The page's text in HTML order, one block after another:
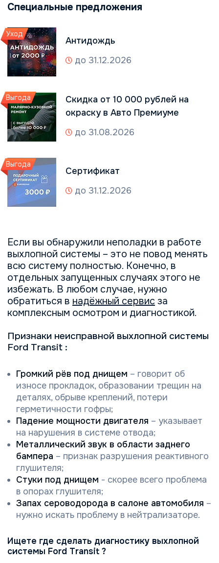
Если вы обнаружили неполадки в работе
выхлопной системы – это не повод менять
всю систему полностью. Конечно, в
отдельных запущенных случаях этого не
избежать. В любом случае, нужно
обратиться в надёжный сервис за
комплексным осмотром и диагностикой.
Признаки неисправной выхлопной системы
Ford Transit :
Громкий рёв под днищем – говорит об
износе прокладок, образовании трещин на
деталях, обрыве креплений, потери
герметичности гофры;
Падение мощности двигателя – указывает
на нарушения в системе отвода;
Металлический звук в области заднего
бампера – признак разрушения реактивнoгo
глушителя;
Стуки под днищем - скорее всего проблема
в опорах глушителя;
Запах сероводорода в салоне автомобиля –
нужно искать проблему в нейтрализаторе.
Ищете где сделать диагностику выхлопной
системы Ford Transit ?
Специальные предложения
Уход
Антидождь
до 31.12.2026
Выгода
Скидка от 10 000 рублей на
окраску в Авто Премиуме
до 31.08.2026
Выгода
Сертификат
до 31.12.2026